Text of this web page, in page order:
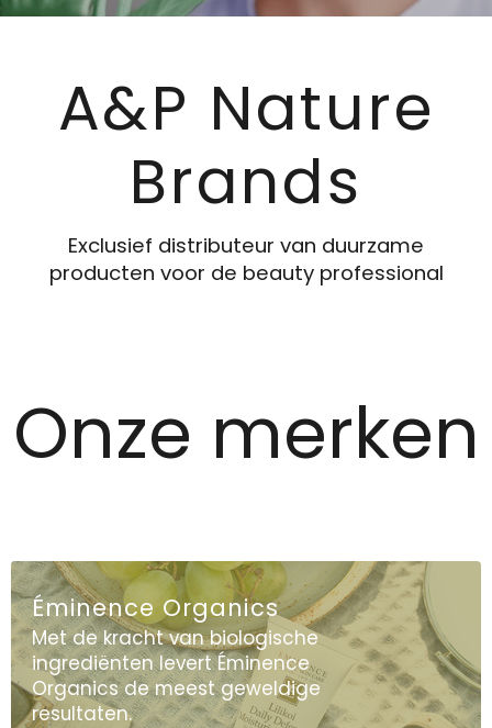
A&P Nature
Brands
Exclusief distributeur van duurzame
producten voor de beauty professional
Onze merken
Éminence Organics
Met de kracht van biologische
ingrediënten levert Éminence
Organics de meest geweldige
resultaten.